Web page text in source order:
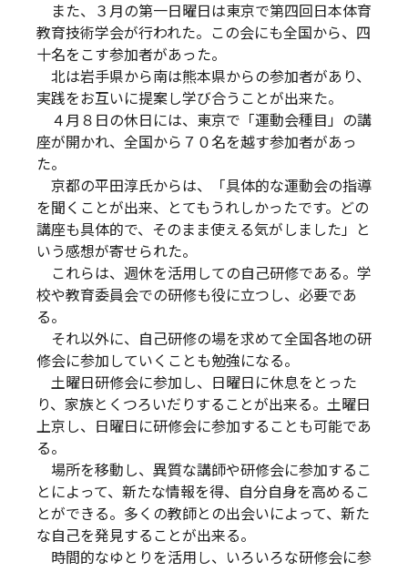
また、３月の第一日曜日は東京で第四回日本体育
教育技術学会が行われた。この会にも全国から、四
十名をこす参加者があった。
北は岩手県から南は熊本県からの参加者があり、
実践をお互いに提案し学び合うことが出来た。
４月８日の休日には、東京で「運動会種目」の講
座が開かれ、全国から７０名を越す参加者があっ
た。
京都の平田淳氏からは、「具体的な運動会の指導
を聞くことが出来、とてもうれしかったです。どの
講座も具体的で、そのまま使える気がしました」と
いう感想が寄せられた。
これらは、週休を活用しての自己研修である。学
校や教育委員会での研修も役に立つし、必要であ
る。
それ以外に、自己研修の場を求めて全国各地の研
修会に参加していくことも勉強になる。
土曜日研修会に参加し、日曜日に休息をとった
り、家族とくつろいだりすることが出来る。土曜日
上京し、日曜日に研修会に参加することも可能であ
る。
場所を移動し、異質な講師や研修会に参加するこ
とによって、新たな情報を得、自分自身を高めるこ
とができる。多くの教師との出会いによって、新た
な自己を発見することが出来る。
時間的なゆとりを活用し、いろいろな研修会に参